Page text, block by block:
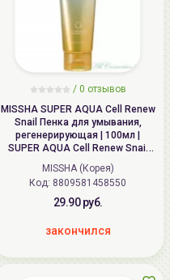
/ 0 отзывов
MISSHA SUPER AQUA Cell Renew
Snail Пенка для умывания,
регенерирующая | 100мл |
SUPER AQUA Cell Renew Snail
Cleansing Foam
MISSHA (Корея)
Код: 8809581458550
29.90 руб.
закончился